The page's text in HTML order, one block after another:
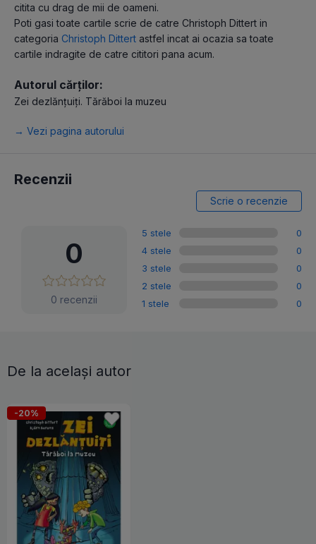
citita cu drag de mii de oameni.
Poti gasi toate cartile scrie de catre Christoph Dittert in
categoria Christoph Dittert astfel incat ai ocazia sa toate
cartile indragite de catre cititori pana acum.
Autorul cărților:
Zei dezlănțuiți. Tărăboi la muzeu
→ Vezi pagina autorului
Recenzii
Scrie o recenzie
0
0 recenzii
5 stele
0
4 stele
0
3 stele
0
2 stele
0
1 stele
0
De la același autor
-20%